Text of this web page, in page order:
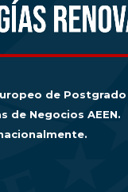
de Postgrado
de Negocios AEEN.